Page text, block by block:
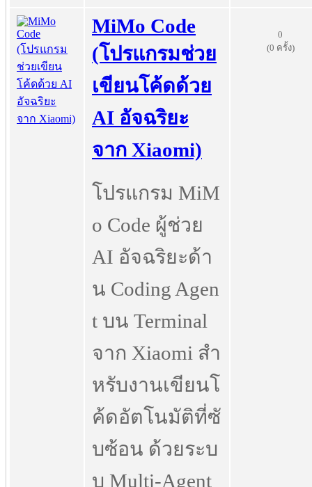
MiMo Code
(โปรแกรมช่วย
เขียนโค้ดด้วย
AI อัจฉริยะ
จาก Xiaomi)
โปรแกรม MiM
o Code ผู้ช่วย
AI อัจฉริยะด้า
น Coding Agen
t บน Terminal
จาก Xiaomi สำ
หรับงานเขียนโ
ค้ดอัตโนมัติที่ซั
บซ้อน ด้วยระบ
บ Multi-Agent
0
(0 ครั้ง)